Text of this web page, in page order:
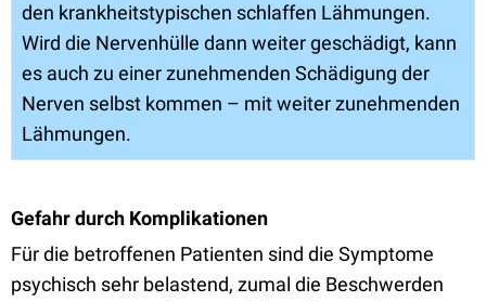
den krankheitstypischen schlaffen Lähmungen.
Wird die Nervenhülle dann weiter geschädigt, kann
es auch zu einer zunehmenden Schädigung der
Nerven selbst kommen – mit weiter zunehmenden
Lähmungen.
Gefahr durch Komplikationen
Für die betroffenen Patienten sind die Symptome
psychisch sehr belastend, zumal die Beschwerden